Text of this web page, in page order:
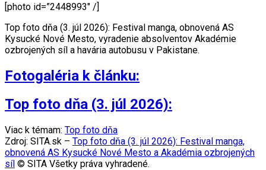
[photo id=”2448993″ /]
Top foto dňa (3. júl 2026): Festival manga, obnovená AS
Kysucké Nové Mesto, vyradenie absolventov Akadémie
ozbrojených síl a havária autobusu v Pakistane.
Fotogaléria k článku:
Top foto dňa (3. júl 2026):
Viac k témam: Top foto dňa
Zdroj: SITA.sk – Top foto dňa (3. júl 2026): Festival manga,
obnovená AS Kysucké Nové Mesto a Akadémia ozbrojených
síl © SITA Všetky práva vyhradené.